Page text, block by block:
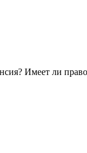
Имеет ли